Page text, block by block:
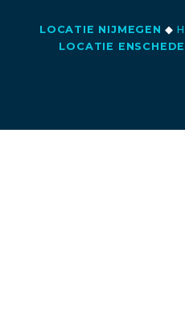
LOCATIE NIJMEGEN ◆
LOCATIE ENSCHEDE